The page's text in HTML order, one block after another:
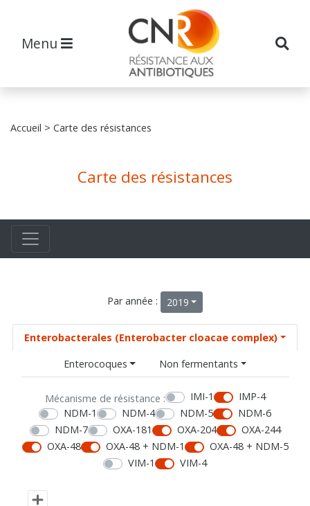
Menu
Accueil > Carte des résistances
Carte des résistances
Par année : 2019
Enterobacterales (Enterobacter cloacae complex)
Enterocoques
Non fermentants
Mécanisme de résistance : IMI-1
IMP-4
NDM-1
NDM-4 NDM-5
NDM-6
NDM-7
OXA-181 OXA-204
OXA-244
OXA-48
OXA-48 + NDM-1
OXA-48 + NDM-5
VIM-1
VIM-4